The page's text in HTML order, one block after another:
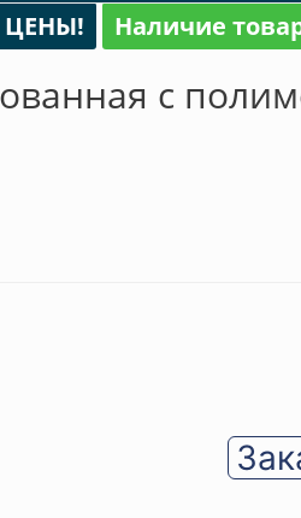
ЦЕНЫ! Наличие
с